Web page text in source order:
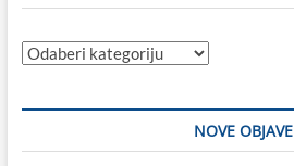
Kategorije
NOVE OBJAVE